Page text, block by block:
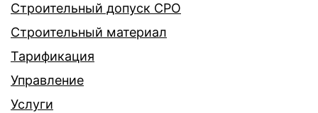
Строительный допуск СРО
Строительный материал
Тарификация
Управление
Услуги